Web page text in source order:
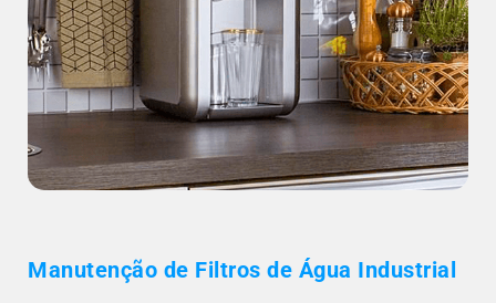
Manutenção de Filtros de Água Industrial